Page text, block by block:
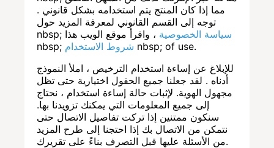
مما إذا كان المنتج يتم استخدامه بشكل قانوني .
توجه إلى القسم القانوني لمعرفة المزيد حول
nbsp;
سياسة الخصوصية ، واقرأ موقع الويب هذا
nbsp;
nbsp; of use.
للإبلاغ عن إساءة استخدام الترخيص ، املأ النموذج
أدناه . لقد جعلنا جميع الحقول اختيارية حتى تظل
مجهول الهوية. لإثبات حالة إساءة استخدام ، نحتاج
إلى جميع المعلومات التي يمكنك تزويدنا بها.
سنكون ممتنين إذا تركت تفاصيل الاتصال حتى
نتمكن من الاتصال بك إذا احتجنا إلى طرح المزيد
من الأسئلة عليها قبل التصرف بناءً على تقريرك.